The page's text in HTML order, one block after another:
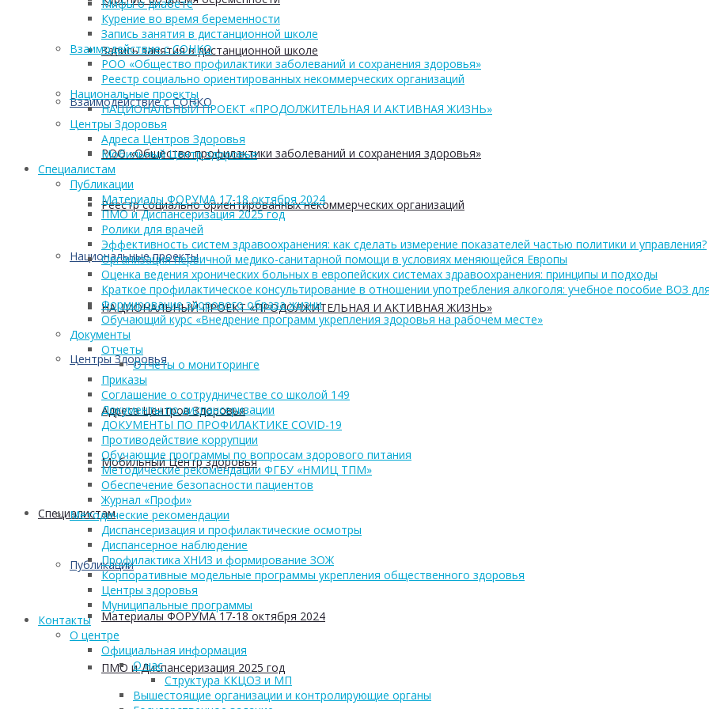
Запись занятия в дистанционной школе
Взаимодействие с СОНКО
РОО «Общество профилактики заболеваний и сохранения здоровья»
Реестр социально ориентированных некоммерческих организаций
Национальные проекты
НАЦИОНАЛЬНЫЙ ПРОЕКТ «ПРОДОЛЖИТЕЛЬНАЯ И АКТИВНАЯ ЖИЗНЬ»
Центры Здоровья
Адреса Центров Здоровья
Мобильный Центр здоровья
Cпециалистам
Публикации
Материалы ФОРУМА 17-18 октября 2024
ПМО и Диспансеризация 2025 год
Мифы о диабете
Курение во время беременности
Запись занятия в дистанционной школе
Взаимодействие с СОНКО
РОО «Общество профилактики заболеваний и сохранения здоровья»
Реестр социально ориентированных некоммерческих организаций
Национальные проекты
НАЦИОНАЛЬНЫЙ ПРОЕКТ «ПРОДОЛЖИТЕЛЬНАЯ И АКТИВНАЯ ЖИЗНЬ»
Центры Здоровья
Адреса Центров Здоровья
Мобильный Центр здоровья
Cпециалистам
Публикации
Материалы ФОРУМА 17-18 октября 2024
ПМО и Диспансеризация 2025 год
Ролики для врачей
Эффективность систем здравоохранения: как сделать измерение показателей частью политики и управления?
Организация первичной медико-санитарной помощи в условиях меняющейся Европы
Оценка ведения хронических больных в европейских системах здравоохранения: принципы и подходы
Краткое профилактическое консультирование в отношении употребления алкоголя: учебное пособие ВОЗ
Формирование здорового образа жизни
Обучающий курс «Внедрение программ укрепления здоровья на рабочем месте»
Документы
Отчеты
Отчеты о мониторинге
Приказы
Соглашение о сотрудничестве со школой 149
Документы по диспансеризации
ДОКУМЕНТЫ ПО ПРОФИЛАКТИКЕ COVID-19
Противодействие коррупции
Обучающие программы по вопросам здорового питания
Методические рекомендации ФГБУ «НМИЦ ТПМ»
Обеспечение безопасности пациентов
Журнал «Профи»
Методические рекомендации
Диспансеризация и профилактические осмотры
Диспансерное наблюдение
Профилактика ХНИЗ и формирование ЗОЖ
Корпоративные модельные программы укрепления общественного здоровья
Центры здоровья
Муниципальные программы
Контакты
О центре
Официальная информация
О нас
Структура ККЦОЗ и МП
Вышестоящие организации и контролирующие органы